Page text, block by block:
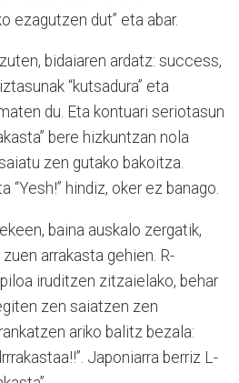
ezagutzen dut” eta abar.
bidaiaren ardatz: success,
“kutsadura” eta
du. Eta kontuari seriotasun
bere hizkuntzan nola
zen gutako bakoitza.
“Yesh!” hindiz, oker ez banago.
baina auskalo zergatik,
arrakasta gehien. R-
iruditzen zitzaielako, behar
zen saiatzen zen
ariko balitz bezala:
Japoniarra berriz L-